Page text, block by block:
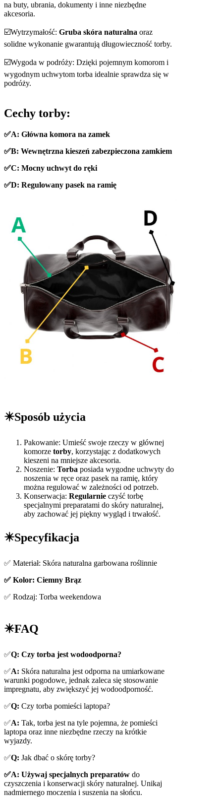
na buty, ubrania, dokumenty i inne niezbędne
akcesoria.
☑️Wytrzymałość: Gruba skóra naturalna oraz
solidne wykonanie gwarantują długowieczność torby.
☑️Wygoda w podróży: Dzięki pojemnym komorom i
wygodnym uchwytom torba idealnie sprawdza się w
podróży.
Cechy torby:
✅A: Główna komora na zamek
✅B: Wewnętrzna kieszeń zabezpieczona zamkiem
✅C: Mocny uchwyt do ręki
✅D: Regulowany pasek na ramię
✴️Sposób użycia
Pakowanie: Umieść swoje rzeczy w głównej
komorze torby, korzystając z dodatkowych
kieszeni na mniejsze akcesoria.
Noszenie: Torba posiada wygodne uchwyty do
noszenia w ręce oraz pasek na ramię, który
można regulować w zależności od potrzeb.
Konserwacja: Regularnie czyść torbę
specjalnymi preparatami do skóry naturalnej,
aby zachować jej piękny wygląd i trwałość.
✴️Specyfikacja
✅ Materiał: Skóra naturalna garbowana roślinnie
✅ Kolor: Ciemny Brąz
✅ Rodzaj: Torba weekendowa
✴️FAQ
✅Q: Czy torba jest wodoodporna?
✅A: Skóra naturalna jest odporna na umiarkowane
warunki pogodowe, jednak zaleca się stosowanie
impregnatu, aby zwiększyć jej wodoodporność.
✅Q: Czy torba pomieści laptopa?
✅A: Tak, torba jest na tyle pojemna, że pomieści
laptopa oraz inne niezbędne rzeczy na krótkie
wyjazdy.
✅Q: Jak dbać o skórę torby?
✅A: Używaj specjalnych preparatów do
czyszczenia i konserwacji skóry naturalnej. Unikaj
nadmiernego moczenia i suszenia na słońcu.